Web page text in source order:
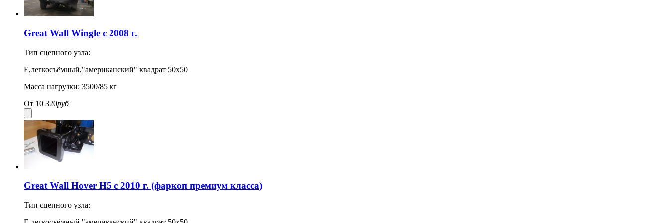
Great Wall Wingle с 2008 г.
Тип сцепного узла:
Е,легкосъёмный,"американский" квадрат 50х50
Масса нагрузки: 3500/85 кг
От 10 320руб
Great Wall Hover H5 с 2010 г. (фаркоп премиум класса)
Тип сцепного узла: